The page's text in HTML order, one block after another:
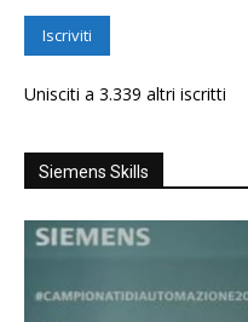
Iscriviti
Unisciti a 3.339 altri iscritti
Siemens Skills